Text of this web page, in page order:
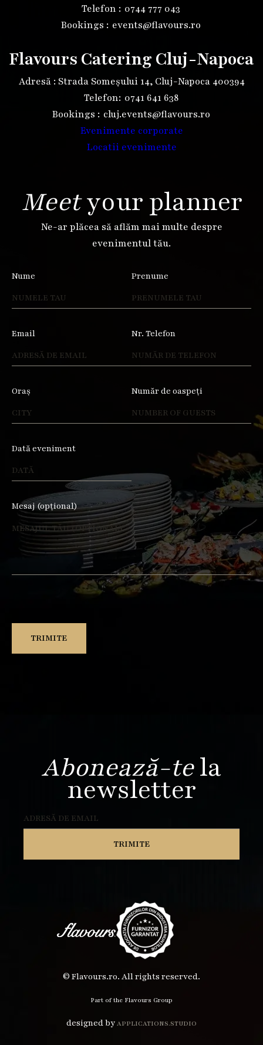
Telefon : 0744 777 043
Bookings : events@flavours.ro
Flavours Catering Cluj-Napoca
Adresă : Strada Someșului 14, Cluj-Napoca 400394
Telefon: 0741 641 638
Bookings : cluj.events@flavours.ro
Evenimente corporate
Locatii evenimente
Meetyour planner
Ne-ar plăcea să aflăm mai multe despre
evenimentul tău.
Nume Prenume
Email Nr. Telefon
Oraș Număr de oaspeți
Dată eveniment
Mesaj (opțional)
Abonează-tela
newsletter
© Flavours.ro. All rights reserved.
Part of the Flavours Group
designed by APPLICATIONS.STUDIO